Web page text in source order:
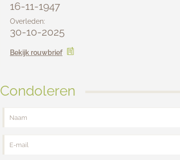
16-11-1947
Overleden:
30-10-2025
Bekijk rouwbrief
Condoleren